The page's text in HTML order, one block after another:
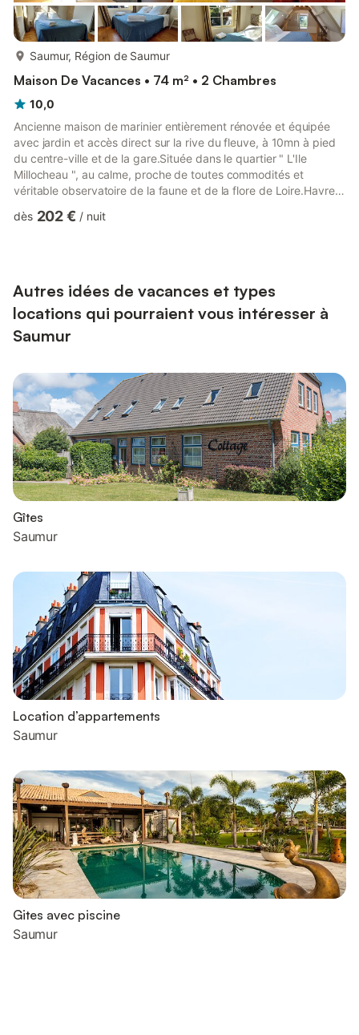
Saumur, Région de Saumur
Maison De Vacances • 74 m² • 2 Chambres
10,0
Ancienne maison de marinier entièrement rénovée et équipée
avec jardin et accès direct sur la rive du fleuve, à 10mn à pied
du centre-ville et de la gare.Située dans le quartier " L'Ile
Millocheau ", au calme, proche de toutes commodités et
véritable observatoire de la faune et de la flore de Loire.Havre
détente comme pour un séjour professionnel.Places de
dès 202 € / nuit
Autres idées de vacances et types
locations qui pourraient vous intéresser à
Saumur
Gîtes
Saumur
Location d’appartements
Saumur
Gites avec piscine
Saumur